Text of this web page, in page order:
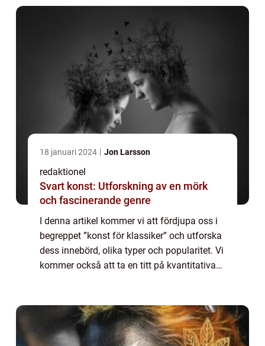
18 januari 2024 Jon Larsson
redaktionel
Svart konst: Utforskning av en mörk
och fascinerande genre
I denna artikel kommer vi att fördjupa oss i
begreppet ”konst för klassiker” och utforska
dess innebörd, olika typer och popularitet. Vi
kommer också att ta en titt på kvantitativa